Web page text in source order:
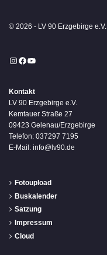
© 2026 - LV 90 Erzgebirge e.V.
Instagram
Facebook
YouTube
Kontakt
LV 90 Erzgebirge e.V.
Kemtauer Straße 27
09423 Gelenau/Erzgebirge
Telefon: 037297 7195
E-Mail: info@lv90.de
Fotoupload
Buskalender
Satzung
Impressum
Cloud